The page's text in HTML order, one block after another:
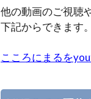
他の動画のご視聴
下記からできます。
こころにまるを